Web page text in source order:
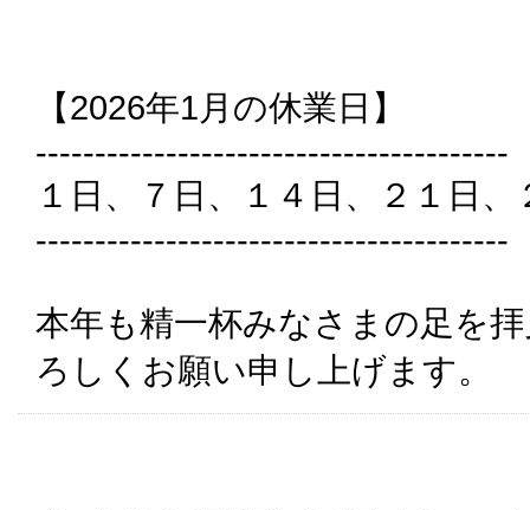
【2026年1月の休業日】
----------------------------------------
１日、７日、１４日、２１日、
----------------------------------------
本年も精一杯みなさまの足を
ろしくお願い申し上げます。